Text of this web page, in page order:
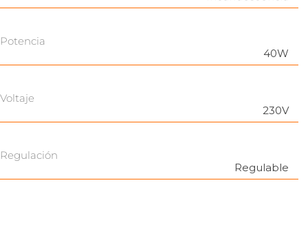
Potencia
40W
Voltaje
230V
Regulación
Regulable